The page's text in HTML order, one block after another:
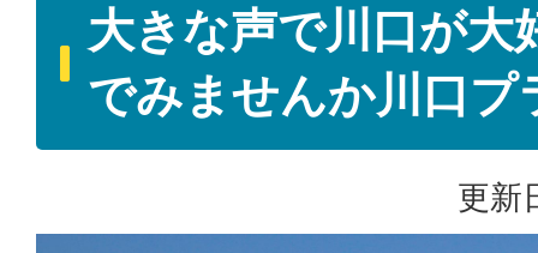
大きな声で川口が大
でみませんか川口プ
更新